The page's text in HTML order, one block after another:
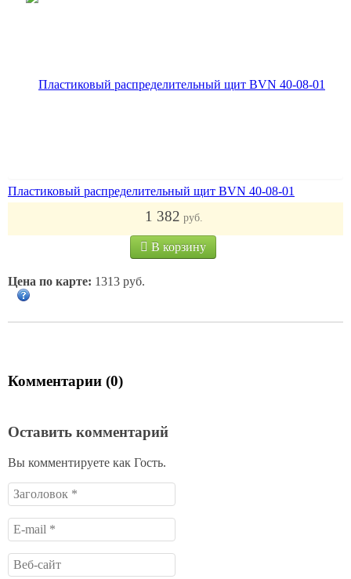
Пластиковый распределительный щит BVN 40-08-01
1 382 руб.
В корзину
Цена по карте: 1313 руб.
Комментарии (0)
Оставить комментарий
Вы комментируете как Гость.